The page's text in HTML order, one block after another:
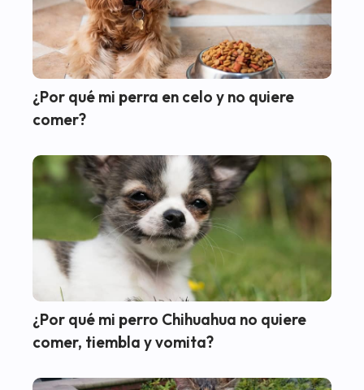
¿Por qué mi perra en celo y no quiere
comer?
¿Por qué mi perro Chihuahua no quiere
comer, tiembla y vomita?